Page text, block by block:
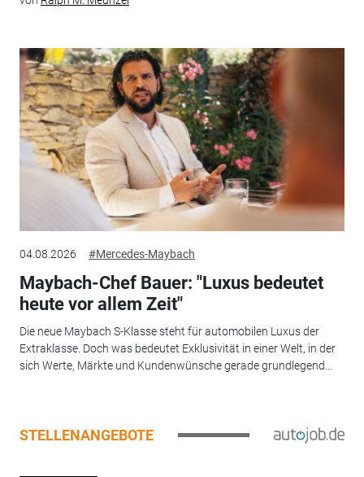
04.08.2026 #Mercedes-Maybach
Maybach-Chef Bauer: "Luxus bedeutet
heute vor allem Zeit"
Die neue Maybach S-Klasse steht für automobilen Luxus der
Extraklasse. Doch was bedeutet Exklusivität in einer Welt, in der
sich Werte, Märkte und Kundenwünsche gerade grundlegend...
STELLENANGEBOTE